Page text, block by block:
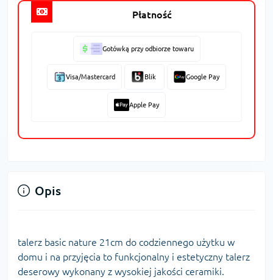
Płatność
Gotówką przy odbiorze towaru
Visa/Mastercard Blik Google Pay
Apple Pay
Opis
talerz basic nature 21cm do codziennego użytku w
domu i na przyjęcia to funkcjonalny i estetyczny talerz
deserowy wykonany z wysokiej jakości ceramiki.